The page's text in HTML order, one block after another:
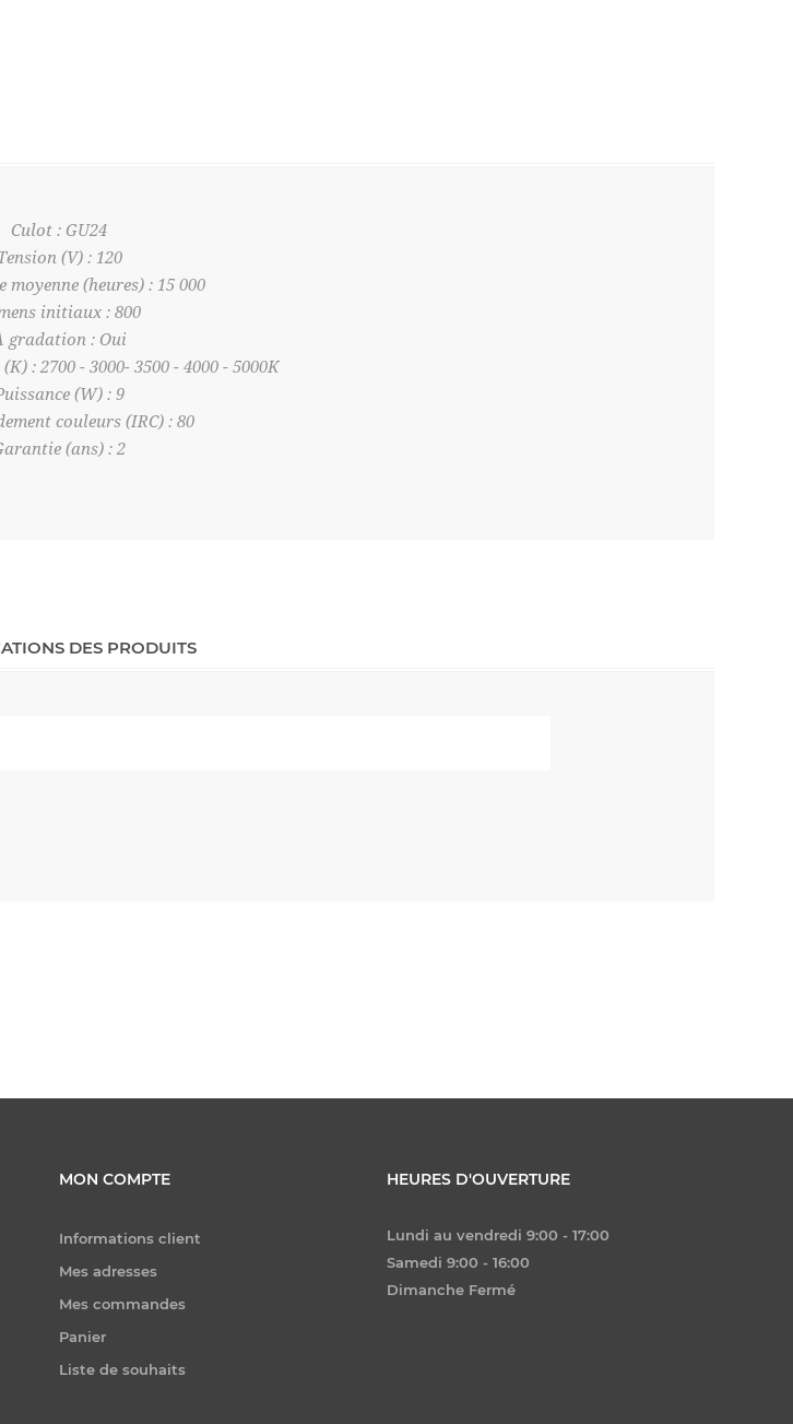
Culot : GU24
(V) : 120
moyenne (heures) : 15 000
initiaux : 800
gradation : Oui
: 2700 - 3000- 3500 - 4000 - 5000K
(W) : 9
couleurs (IRC) : 80
(ans) : 2
DES PRODUITS
MON COMPTE
Informations client
Mes adresses
Mes commandes
Panier
Liste de souhaits
HEURES D'OUVERTURE
Lundi au vendredi 9:00 - 17:00
Samedi 9:00 - 16:00
Dimanche Fermé